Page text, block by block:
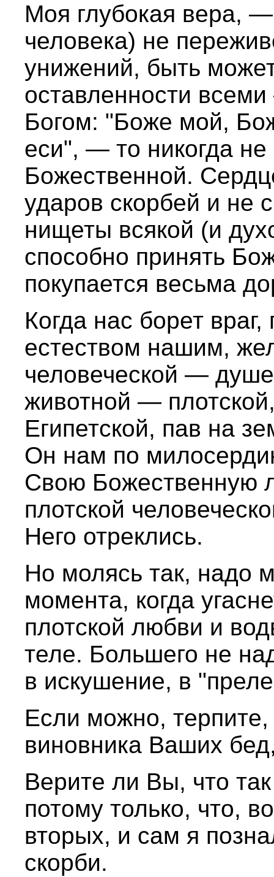
Моя глубокая вера,
человека) не
унижений, быть
оставленности
Богом: "Боже мой,
еси", — то никогда
Божественной.
ударов скорбей и не
нищеты всякой (и
способно принять
покупается весьма
Когда нас борет
естеством нашим,
человеческой —
животной —
Египетской, пав на
Он нам по
Свою Божественную
плотской
Него отреклись.
Но молясь так, надо
момента, когда
плотской любви и
теле. Большего не
в искушение, в
Если можно,
виновника Ваших
Верите ли Вы, что
потому только, что,
вторых, и сам я
скорби.